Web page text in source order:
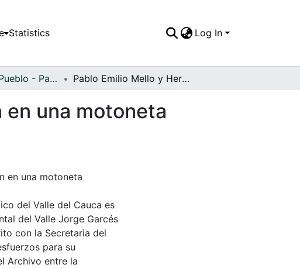
Statistics Log In
APFFVC - El Pueblo - Patrimonial Pablo Emilio Mello y Hernán Quintero pasean en una motoneta Lambreta por las calles de Palmira, 1960
en una motoneta
en una motoneta
del Valle del Cauca es
del Valle Jorge Garcés
con la Secretaria del
para su
Archivo entre la